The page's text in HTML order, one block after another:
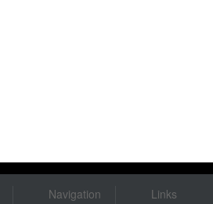
Navigation Links